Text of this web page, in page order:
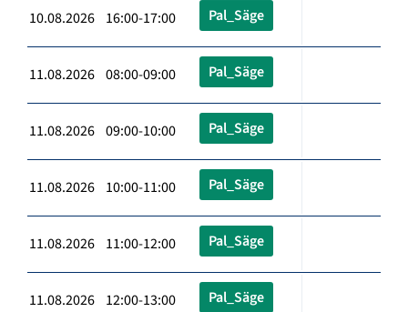
10.08.2026 16:00-17:00 Pal_Säge
11.08.2026 08:00-09:00 Pal_Säge
11.08.2026 09:00-10:00 Pal_Säge
11.08.2026 10:00-11:00 Pal_Säge
11.08.2026 11:00-12:00 Pal_Säge
11.08.2026 12:00-13:00 Pal_Säge